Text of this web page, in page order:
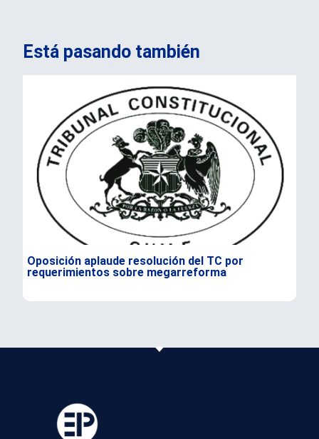
Está pasando también
Oposición aplaude resolución del TC por
requerimientos sobre megarreforma